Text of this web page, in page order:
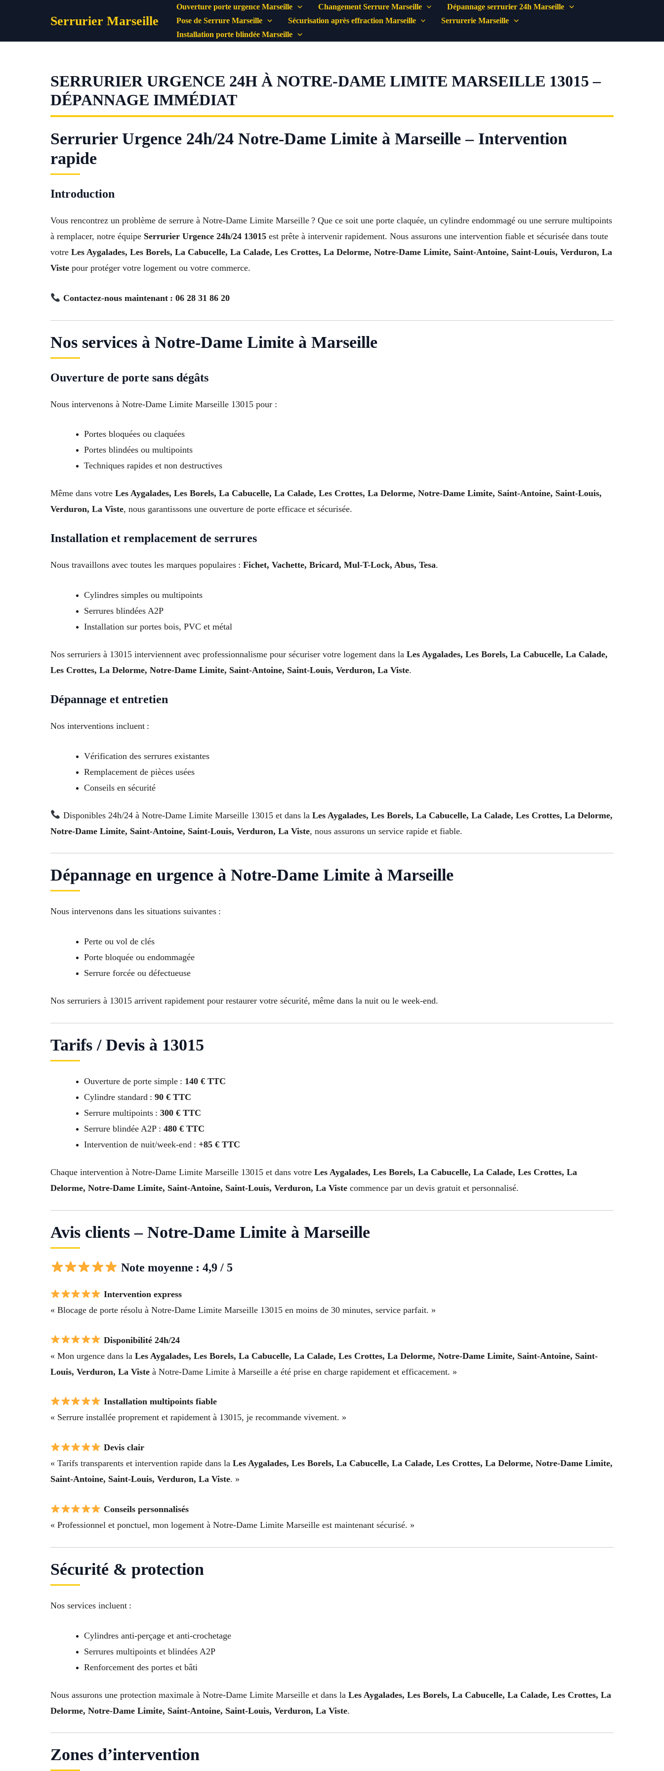
Serrurier Marseille
Ouverture porte urgence Marseille Changement Serrure Marseille
Dépannage serrurier 24h Marseille
Pose de Serrure Marseille
Sécurisation après effraction Marseille
Serrurerie Marseille
Installation porte blindée Marseille
SERRURIER URGENCE 24H À NOTRE-DAME LIMITE MARSEILLE 13015 –
DÉPANNAGE IMMÉDIAT
Serrurier Urgence 24h/24 Notre-Dame Limite à Marseille – Intervention
rapide
Introduction
Vous rencontrez un problème de serrure à Notre-Dame Limite Marseille ? Que ce soit une porte claquée, un cylindre endommagé ou une serrure multipoints
à remplacer, notre équipe Serrurier Urgence 24h/24 13015 est prête à intervenir rapidement. Nous assurons une intervention fiable et sécurisée dans toute
votre Les Aygalades, Les Borels, La Cabucelle, La Calade, Les Crottes, La Delorme, Notre-Dame Limite, Saint-Antoine, Saint-Louis, Verduron, La
Viste pour protéger votre logement ou votre commerce.
Contactez-nous maintenant : 06 28 31 86 20
Nos services à Notre-Dame Limite à Marseille
Ouverture de porte sans dégâts
Nous intervenons à Notre-Dame Limite Marseille 13015 pour :
Portes bloquées ou claquées
Portes blindées ou multipoints
Techniques rapides et non destructives
Même dans votre Les Aygalades, Les Borels, La Cabucelle, La Calade, Les Crottes, La Delorme, Notre-Dame Limite, Saint-Antoine, Saint-Louis,
Verduron, La Viste, nous garantissons une ouverture de porte efficace et sécurisée.
Installation et remplacement de serrures
Nous travaillons avec toutes les marques populaires : Fichet, Vachette, Bricard, Mul-T-Lock, Abus, Tesa.
Cylindres simples ou multipoints
Serrures blindées A2P
Installation sur portes bois, PVC et métal
Nos serruriers à 13015 interviennent avec professionnalisme pour sécuriser votre logement dans la Les Aygalades, Les Borels, La Cabucelle, La Calade,
Les Crottes, La Delorme, Notre-Dame Limite, Saint-Antoine, Saint-Louis, Verduron, La Viste.
Dépannage et entretien
Nos interventions incluent :
Vérification des serrures existantes
Remplacement de pièces usées
Conseils en sécurité
Disponibles 24h/24 à Notre-Dame Limite Marseille 13015 et dans la Les Aygalades, Les Borels, La Cabucelle, La Calade, Les Crottes, La Delorme,
Notre-Dame Limite, Saint-Antoine, Saint-Louis, Verduron, La Viste, nous assurons un service rapide et fiable.
Dépannage en urgence à Notre-Dame Limite à Marseille
Nous intervenons dans les situations suivantes :
Perte ou vol de clés
Porte bloquée ou endommagée
Serrure forcée ou défectueuse
Nos serruriers à 13015 arrivent rapidement pour restaurer votre sécurité, même dans la nuit ou le week-end.
Tarifs / Devis à 13015
Ouverture de porte simple : 140 € TTC
Cylindre standard : 90 € TTC
Serrure multipoints : 300 € TTC
Serrure blindée A2P : 480 € TTC
Intervention de nuit/week-end : +85 € TTC
Chaque intervention à Notre-Dame Limite Marseille 13015 et dans votre Les Aygalades, Les Borels, La Cabucelle, La Calade, Les Crottes, La
Delorme, Notre-Dame Limite, Saint-Antoine, Saint-Louis, Verduron, La Viste commence par un devis gratuit et personnalisé.
Avis clients – Notre-Dame Limite à Marseille
Note moyenne : 4,9 / 5
Intervention express
« Blocage de porte résolu à Notre-Dame Limite Marseille 13015 en moins de 30 minutes, service parfait. »
Disponibilité 24h/24
« Mon urgence dans la Les Aygalades, Les Borels, La Cabucelle, La Calade, Les Crottes, La Delorme, Notre-Dame Limite, Saint-Antoine, Saint-
Louis, Verduron, La Viste à Notre-Dame Limite à Marseille a été prise en charge rapidement et efficacement. »
Installation multipoints fiable
« Serrure installée proprement et rapidement à 13015, je recommande vivement. »
Devis clair
« Tarifs transparents et intervention rapide dans la Les Aygalades, Les Borels, La Cabucelle, La Calade, Les Crottes, La Delorme, Notre-Dame Limite,
Saint-Antoine, Saint-Louis, Verduron, La Viste. »
Conseils personnalisés
« Professionnel et ponctuel, mon logement à Notre-Dame Limite Marseille est maintenant sécurisé. »
Sécurité & protection
Nos services incluent :
Cylindres anti-perçage et anti-crochetage
Serrures multipoints et blindées A2P
Renforcement des portes et bâti
Nous assurons une protection maximale à Notre-Dame Limite Marseille et dans la Les Aygalades, Les Borels, La Cabucelle, La Calade, Les Crottes, La
Delorme, Notre-Dame Limite, Saint-Antoine, Saint-Louis, Verduron, La Viste.
Zones d’intervention